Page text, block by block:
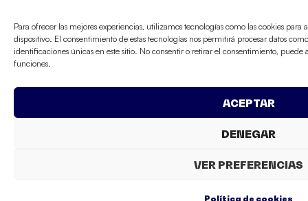
Para ofrecer las mejores experiencias, utilizamos tecnologías como las cookies
dispositivo. El consentimiento de estas tecnologías nos permitirá procesar datos
identificaciones únicas en este sitio. No consentir o retirar el consentimiento, puede
funciones.
ACEPTAR
DENEGAR
VER PREFERENCIAS
Política de cookies